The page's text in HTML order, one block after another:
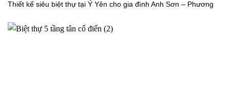
Thiết kế siêu biệt thự tại Ý Yên cho gia đình Anh Sơn – Phương